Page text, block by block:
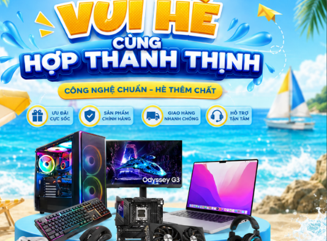
ứng được mọi nhu cầu sử dụng để trinh chiến các tựa game đỉnh
– Cherry MX Redsẽ trở nên cực rực rỡ trên mắt game thủ.